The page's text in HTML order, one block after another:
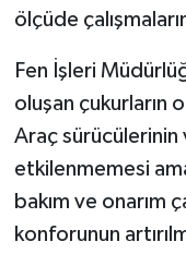
ölçüde
Fen İşleri
oluşan çukurların
Araç sürücülerinin
etkilenmemesi
bakım ve onarım
konforunun